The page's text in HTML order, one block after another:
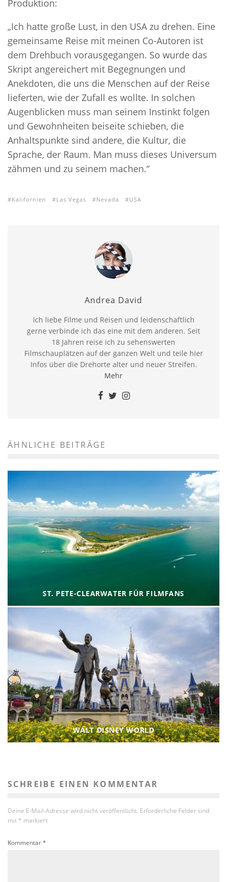
Produktion:
„Ich hatte große Lust, in den USA zu drehen. Eine
gemeinsame Reise mit meinen Co-Autoren ist
dem Drehbuch vorausgegangen. So wurde das
Skript angereichert mit Begegnungen und
Anekdoten, die uns die Menschen auf der Reise
lieferten, wie der Zufall es wollte. In solchen
Augenblicken muss man seinem Instinkt folgen
und Gewohnheiten beiseite schieben, die
Anhaltspunkte sind andere, die Kultur, die
Sprache, der Raum. Man muss dieses Universum
zähmen und zu seinem machen.“
Kalifornien Las Vegas Nevada USA
Andrea David
Ich liebe Filme und Reisen und leidenschaftlich
gerne verbinde ich das eine mit dem anderen. Seit
18 Jahren reise ich zu sehenswerten
Filmschauplätzen auf der ganzen Welt und teile hier
Infos über die Drehorte alter und neuer Streifen.
Mehr
ÄHNLICHE BEITRÄGE
ST. PETE-CLEARWATER FÜR FILMFANS
WALT DISNEY WORLD
SCHREIBE EINEN KOMMENTAR
Deine E-Mail-Adresse wird nicht veröffentlicht. Erforderliche Felder sind
mit * markiert
Kommentar*